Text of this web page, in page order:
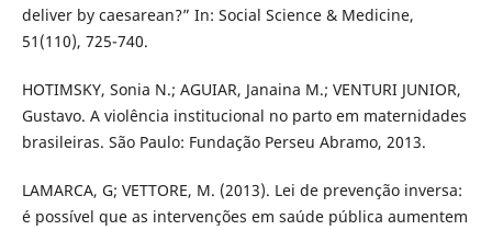
deliver by caesarean?” In: Social Science & Medicine,
51(110), 725-740.
HOTIMSKY, Sonia N.; AGUIAR, Janaina M.; VENTURI JUNIOR,
Gustavo. A violência institucional no parto em maternidades
brasileiras. São Paulo: Fundação Perseu Abramo, 2013.
LAMARCA, G; VETTORE, M. (2013). Lei de prevenção inversa:
é possível que as intervenções em saúde pública aumentem